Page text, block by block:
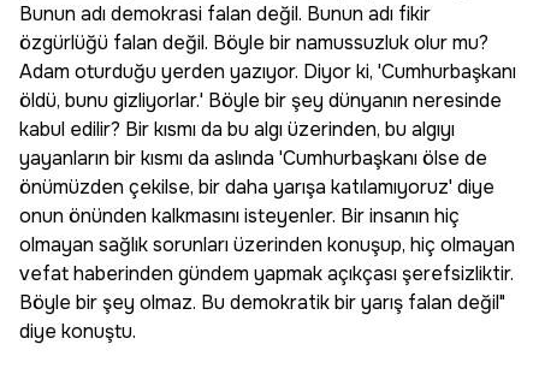
Bunun adı demokrasi falan değil. Bunun adı fikir
özgürlüğü falan değil. Böyle bir namussuzluk olur mu?
Adam oturduğu yerden yazıyor. Diyor ki, 'Cumhurbaşkanı
öldü, bunu gizliyorlar.' Böyle bir şey dünyanın neresinde
kabul edilir? Bir kısmı da bu algı üzerinden, bu algıyı
yayanların bir kısmı da aslında 'Cumhurbaşkanı ölse de
önümüzden çekilse, bir daha yarışa katılamıyoruz' diye
onun önünden kalkmasını isteyenler. Bir insanın hiç
olmayan sağlık sorunları üzerinden konuşup, hiç olmayan
vefat haberinden gündem yapmak açıkçası şerefsizliktir.
Böyle bir şey olmaz. Bu demokratik bir yarış falan değil"
diye konuştu.